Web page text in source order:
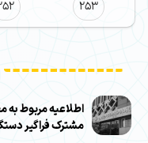
253
اطلاعیه مربوط
مشترک فراگیر